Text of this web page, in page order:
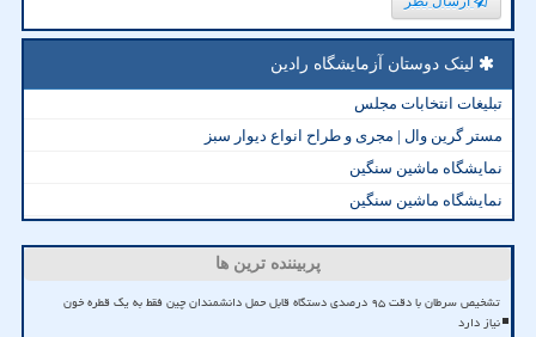
لینک دوستان آزمایشگاه رادین
تبلیغات انتخابات مجلس
مستر گرین وال | مجری و طراح انواع دیوار سبز
نمایشگاه ماشین سنگین
نمایشگاه ماشین سنگین
پربیننده ترین ها
تشخیص سرطان با دقت ۹۵ درصدی دستگاه قابل حمل دانشمندان چین فقط به یک قطره خون
نیاز دارد